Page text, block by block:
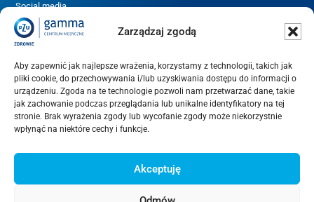
Zarządzaj zgodą
Aby zapewnić jak najlepsze wrażenia, korzystamy z technologii, takich jak
pliki cookie, do przechowywania i/lub uzyskiwania dostępu do informacji o
urządzeniu. Zgoda na te technologie pozwoli nam przetwarzać dane, takie
jak zachowanie podczas przeglądania lub unikalne identyfikatory na tej
stronie. Brak wyrażenia zgody lub wycofanie zgody może niekorzystnie
wpłynąć na niektóre cechy i funkcje.
Akceptuję
Social media
Do pobrania
Kariera
RODO